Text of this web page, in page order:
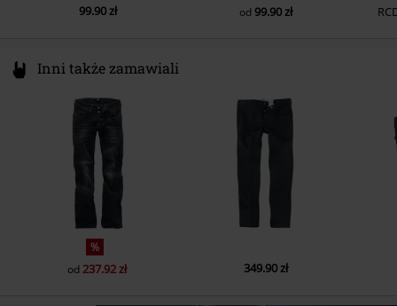
99.90 zł od 99.90 zł
Inni także zamawiali
%
od 237.92 zł 349.90 zł